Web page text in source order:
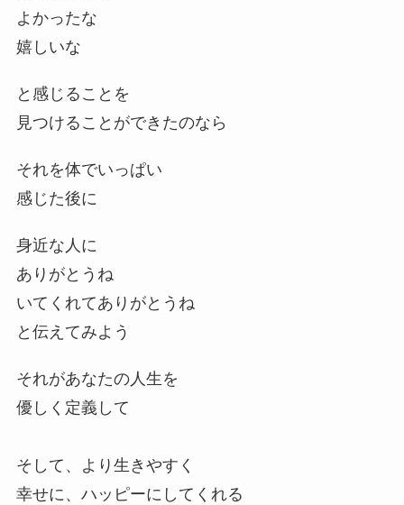
よかったな
嬉しいな
と感じることを
見つけることができたのなら
それを体でいっぱい
感じた後に
身近な人に
ありがとうね
いてくれてありがとうね
と伝えてみよう
それがあなたの人生を
優しく定義して
そして、より生きやすく
幸せに、ハッピーにしてくれる